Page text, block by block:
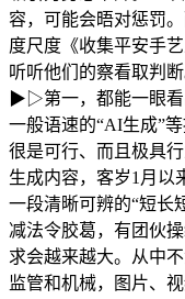
容，可能会晤对惩罚
度尺度《收集平安手
听听他们的察看取判
▶▷第一，都能一眼看
一般语速的“AI生成”
很是可行、而且极具
生成内容，客岁1月以
一段清晰可辨的“短长
减法令胶葛，有团伙
求会越来越大。从中
监管和机械，图片、